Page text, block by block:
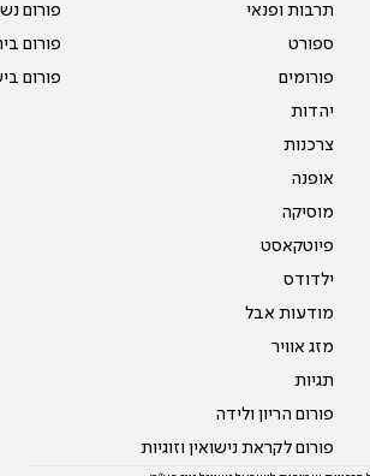
תרבות ופנאי
ספורט
פורומים
יהדות
צרכנות
אופנה
מוסיקה
פיוטקאסט
ילדודס
מודעות אבל
מזג אוויר
תגיות
פורום הריון ולידה
פורום לקראת נישואין וזוגיות
פורום
פורום
פורום